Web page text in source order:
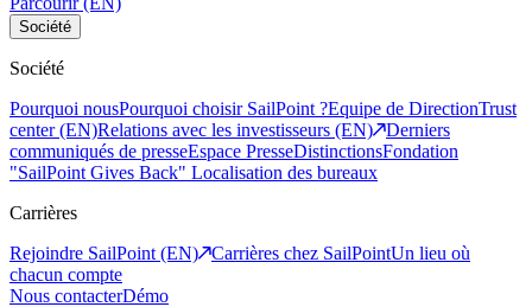
Société
Société
Pourquoi nousPourquoi choisir SailPoint ?Equipe de DirectionTrust
center (EN)Relations avec les investisseurs (EN)
Derniers
communiqués de presseEspace PresseDistinctionsFondation
"SailPoint Gives Back" Localisation des bureaux
Carrières
Rejoindre SailPoint (EN)
Carrières chez SailPointUn lieu où
chacun compte
Nous contacterDémo